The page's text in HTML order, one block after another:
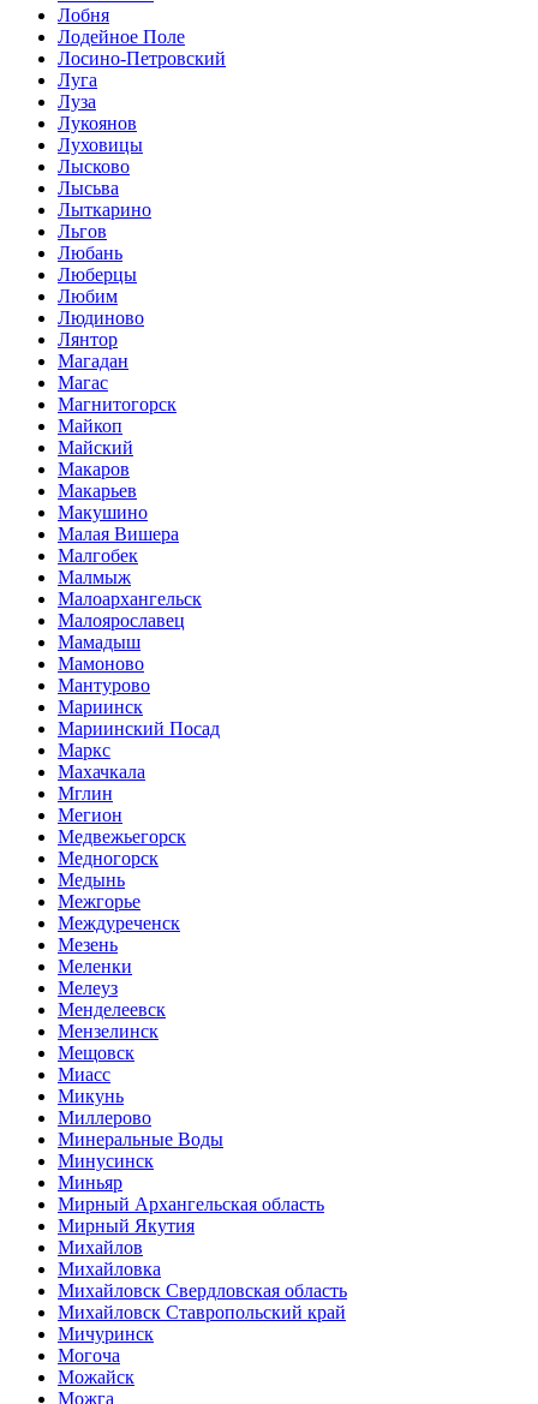
Лобня
Лодейное Поле
Лосино-Петровский
Луга
Луза
Лукоянов
Луховицы
Лысково
Лысьва
Лыткарино
Льгов
Любань
Люберцы
Любим
Людиново
Лянтор
Магадан
Магас
Магнитогорск
Майкоп
Майский
Макаров
Макарьев
Макушино
Малая Вишера
Малгобек
Малмыж
Малоархангельск
Малоярославец
Мамадыш
Мамоново
Мантурово
Мариинск
Мариинский Посад
Маркс
Махачкала
Мглин
Мегион
Медвежьегорск
Медногорск
Медынь
Межгорье
Междуреченск
Мезень
Меленки
Мелеуз
Менделеевск
Мензелинск
Мещовск
Миасс
Микунь
Миллерово
Минеральные Воды
Минусинск
Миньяр
Мирный Архангельская область
Мирный Якутия
Михайлов
Михайловка
Михайловск Свердловская область
Михайловск Ставропольский край
Мичуринск
Могоча
Можайск
Можга